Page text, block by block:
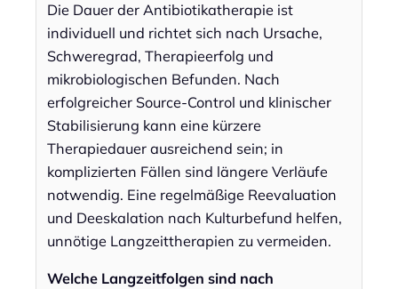
Die Dauer der Antibiotikatherapie ist
individuell und richtet sich nach Ursache,
Schweregrad, Therapieerfolg und
mikrobiologischen Befunden. Nach
erfolgreicher Source-Control und klinischer
Stabilisierung kann eine kürzere
Therapiedauer ausreichend sein; in
komplizierten Fällen sind längere Verläufe
notwendig. Eine regelmäßige Reevaluation
und Deeskalation nach Kulturbefund helfen,
unnötige Langzeittherapien zu vermeiden.
Welche Langzeitfolgen sind nach